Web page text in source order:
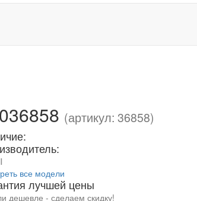
(артикул: 36858)
все модели
лучшей цены
дешевле - сделаем скидку!